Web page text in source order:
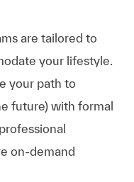
are tailored to
your lifestyle.
your path to
future) with formal
on-demand